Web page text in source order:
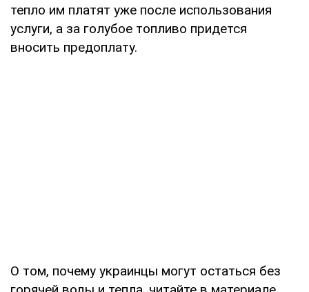
тепло им платят уже после использования
услуги, а за голубое топливо придется
вносить предоплату.
О том, почему украинцы могут остаться без